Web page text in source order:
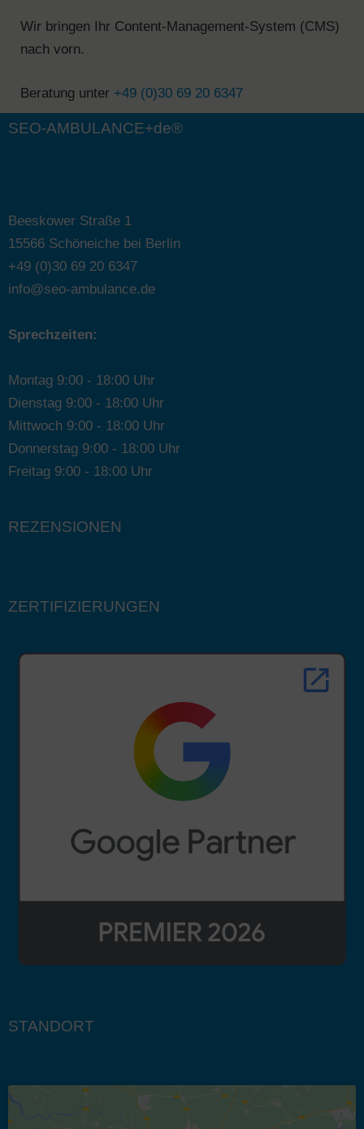
Wir bringen Ihr Content-Management-System (CMS)
nach vorn.
Beratung unter +49 (0)30 69 20 6347
SEO-AMBULANCE+de®
Beeskower Straße 1
15566 Schöneiche bei Berlin
+49 (0)30 69 20 6347
info@seo-ambulance.de
Sprechzeiten:
Montag 9:00 - 18:00 Uhr
Dienstag 9:00 - 18:00 Uhr
Mittwoch 9:00 - 18:00 Uhr
Donnerstag 9:00 - 18:00 Uhr
Freitag 9:00 - 18:00 Uhr
REZENSIONEN
ZERTIFIZIERUNGEN
STANDORT